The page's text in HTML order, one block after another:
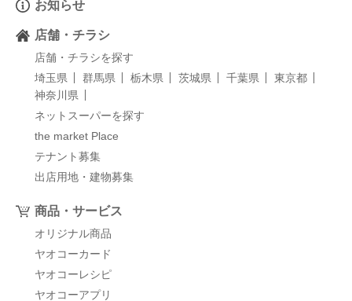
お知らせ
店舗・チラシ
店舗・チラシを探す
埼玉県
群馬県 栃木県 茨城県 千葉県
東京都
神奈川県
ネットスーパーを探す
the market Place
テナント募集
出店用地・建物募集
商品・サービス
オリジナル商品
ヤオコーカード
ヤオコーレシピ
ヤオコーアプリ